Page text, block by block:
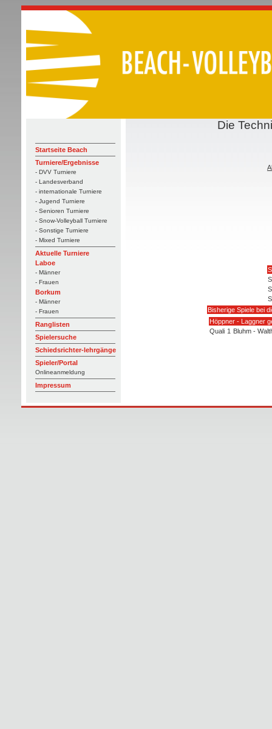
Startseite Beach
Turniere/Ergebnisse
- DVV Turniere
- Landesverband
- internationale Turniere
- Jugend Turniere
- Senioren Turniere
- Snow-Volleyball Turniere
- Sonstige Turniere
- Mixed Turniere
Aktuelle Turniere
Laboe
- Männer
- Frauen
Borkum
- Männer
- Frauen
Ranglisten
Spielersuche
Schiedsrichter-lehrgänge
Spieler/Portal
Onlineanmeldung
Impressum
Die
Bisherige Spiele bei
Höppner - Laggner
Quali 1 Bluhm -